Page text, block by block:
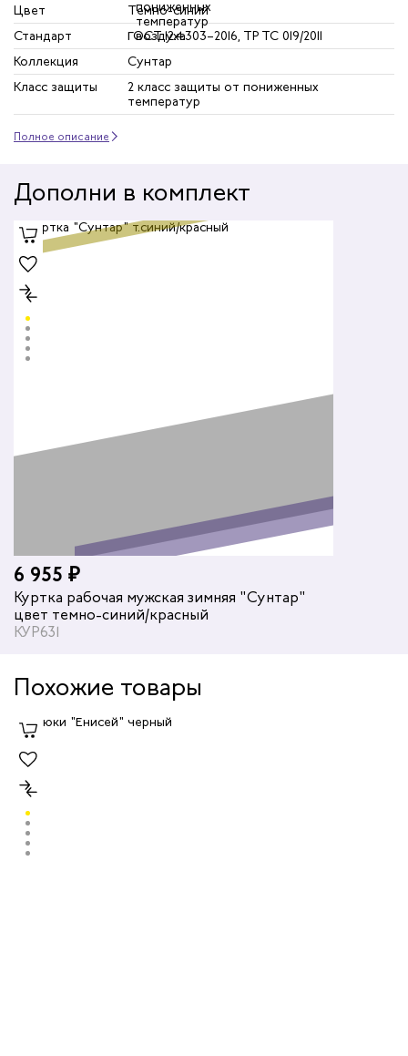
Цвет
Темно-синий
Стандарт
ГОСТ 12.4.303–2016, ТР ТС 019/2011
Коллекция
Сунтар
Класс защиты
2 класс защиты от пониженных
температур
Полное описание
Дополни в комплект
6 955 ₽
Куртка рабочая мужская зимняя "Сунтар"
цвет темно-синий/красный
КУР631
Похожие товары